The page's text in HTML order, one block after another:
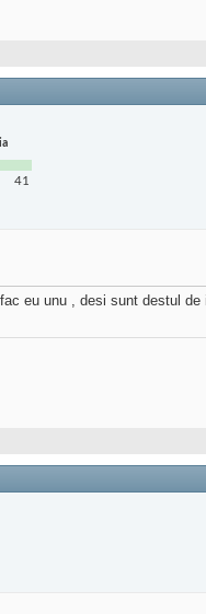
41
eu unu , desi sunt destul